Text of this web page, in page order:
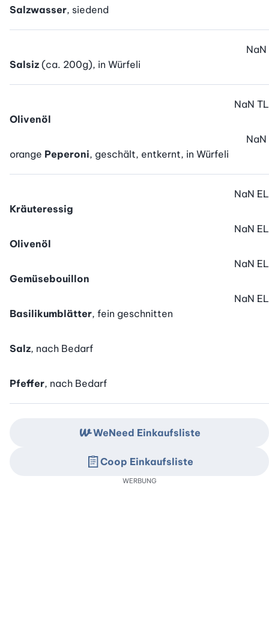
Salzwasser, siedend
Salsiz (ca. 200g), in Würfeli
NaN
Olivenöl
NaN TL
orange Peperoni, geschält, entkernt, in Würfeli
NaN
Kräuteressig
NaN EL
Olivenöl
NaN EL
Gemüsebouillon
NaN EL
Basilikumblätter, fein geschnitten
NaN EL
Salz, nach Bedarf
Pfeffer, nach Bedarf
WeNeed Einkaufsliste
Coop Einkaufsliste
WERBUNG